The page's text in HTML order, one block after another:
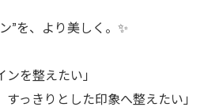
”を、より美しく。✨
ンを整えたい」
すっきりとした印象へ整えたい」